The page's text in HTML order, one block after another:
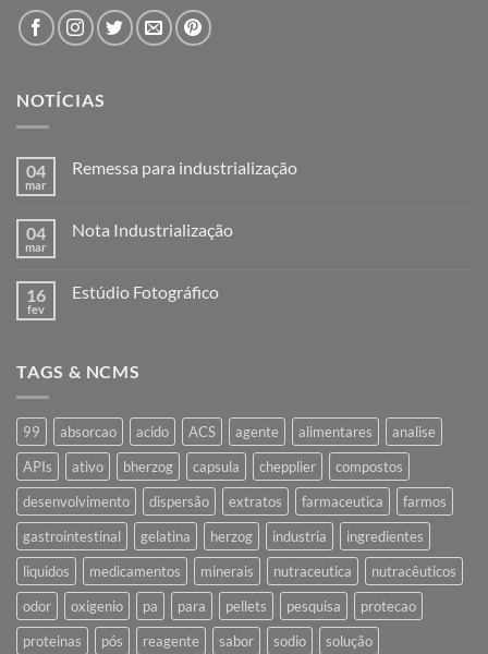
NOTÍCIAS
04
mar
Remessa para industrialização
Remessa
04
mar
Nota Industrialização
Nota
16
fev
Estúdio Fotográfico
Fotográfico
TAGS & NCMS
99 absorcao acido ACS agente alimentares
analise
APIs
ativo bherzog capsula chepplier
compostos
desenvolvimento
dispersão extratos farmaceutica
farmos
gastrointestinal
gelatina herzog industria
ingredientes
liquidos
medicamentos minerais nutraceutica
nutracêuticos
odor
oxigenio pa para pellets pesquisa
protecao
proteinas
pós reagente sabor sodio solução